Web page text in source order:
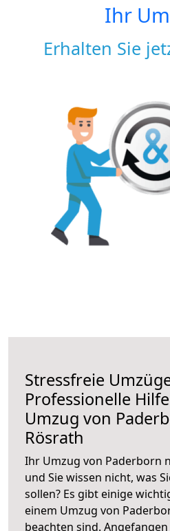
Ihr
Erhalten Sie
Stressfreie
Professionelle
Umzug von
Rösrath
Ihr Umzug von Paderborn
und Sie wissen nicht, was
sollen? Es gibt einige
einem Umzug von
beachten sind.